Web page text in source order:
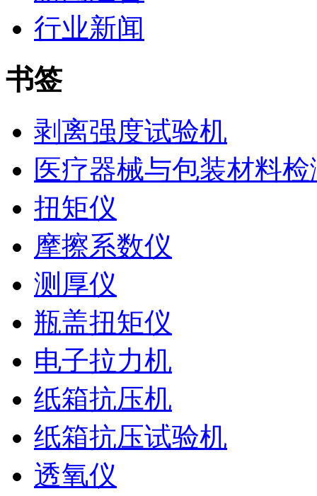
行业新闻
书签
剥离强度试验机
医疗器械与包装材料检
扭矩仪
摩擦系数仪
测厚仪
瓶盖扭矩仪
电子拉力机
纸箱抗压机
纸箱抗压试验机
透氧仪